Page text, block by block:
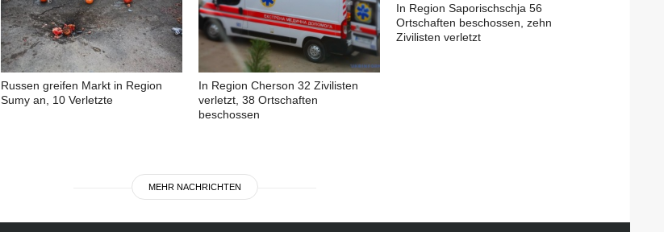
Russen greifen Markt in Region
Sumy an, 10 Verletzte
In Region Cherson 32 Zivilisten
verletzt, 38 Ortschaften
beschossen
In Region Saporischschja 56
Ortschaften beschossen, zehn
Zivilisten verletzt
MEHR NACHRICHTEN